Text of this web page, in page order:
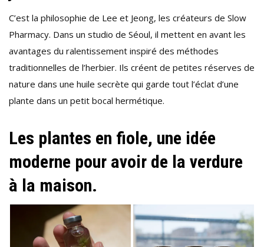
C’est la philosophie de Lee et Jeong, les créateurs de Slow
Pharmacy. Dans un studio de Séoul, il mettent en avant les
avantages du ralentissement inspiré des méthodes
traditionnelles de l’herbier. Ils créent de petites réserves de
nature dans une huile secrète qui garde tout l’éclat d’une
plante dans un petit bocal hermétique.
Les plantes en fiole, une idée
moderne pour avoir de la verdure
à la maison.